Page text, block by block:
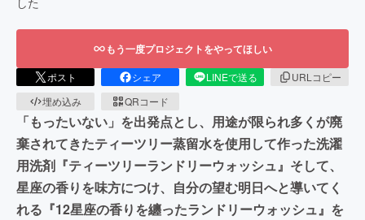
もう一度プロジェクトをやってほしい
ポスト シェア LINEで送る
URLコピー
埋め込み
QRコード
「もったいない」を出発点とし、用途が限られ多くが廃
棄されてきたティーツリー蒸留水を使用して作った洗濯
用洗剤『ティーツリーランドリーウォッシュ』そして、
星座の香りを味方につけ、自分の望む明日へと導いてく
れる『12星座の香りを纏ったランドリーウォッシュ』を